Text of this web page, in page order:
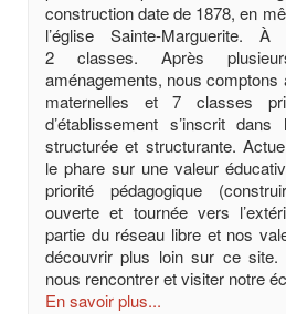
construction date de 1878, en
l’église Sainte-Marguerite.
2 classes. Après
aménagements, nous comptons
maternelles et 7 classes
d’établissement s’inscrit
structurée et structurante.
le phare sur une valeur
priorité pédagogique
ouverte et tournée vers
partie du réseau libre et nos
découvrir plus loin sur ce
nous rencontrer et visiter notre
En savoir plus...